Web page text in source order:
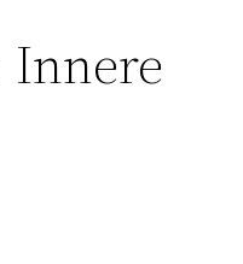
Innere